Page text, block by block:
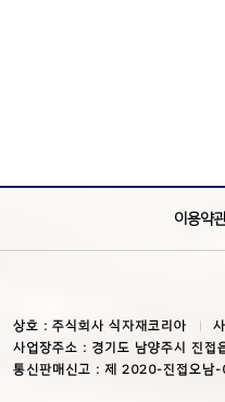
이용약
상호 : 주식회사 식자재코리아
사업장주소 : 경기도 남양주시 진
통신판매신고 : 제 2020-진접오남